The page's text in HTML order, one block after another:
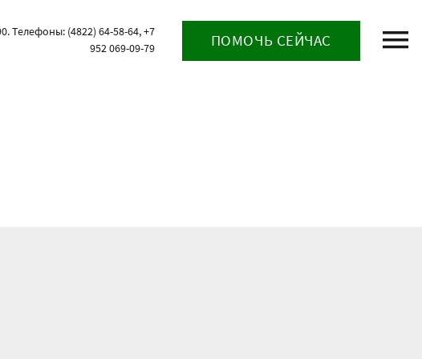
Телефоны: (4822) 64-58-64, +7
952 069-09-79
ПОМОЧЬ СЕЙЧАС